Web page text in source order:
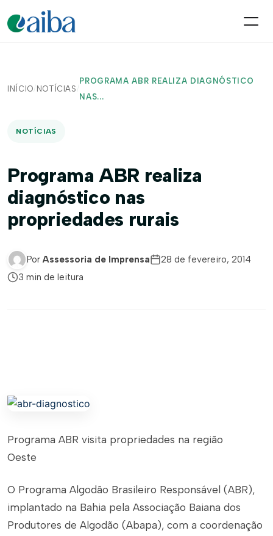
INÍCIO/ NOTÍCIAS /
PROGRAMA ABR REALIZA DIAGNÓSTICO
NAS...
NOTÍCIAS
Programa ABR realiza
diagnóstico nas
propriedades rurais
Por Assessoria de Imprensa
28 de fevereiro, 2014
3 min de leitura
Programa ABR visita propriedades na região
Oeste
O Programa Algodão Brasileiro Responsável (ABR),
implantado na Bahia pela Associação Baiana dos
Produtores de Algodão (Abapa), com a coordenação